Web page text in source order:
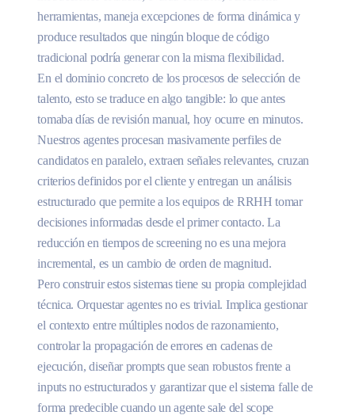
herramientas, maneja excepciones de forma dinámica y
produce resultados que ningún bloque de código
tradicional podría generar con la misma flexibilidad.
En el dominio concreto de los procesos de selección de
talento, esto se traduce en algo tangible: lo que antes
tomaba días de revisión manual, hoy ocurre en minutos.
Nuestros agentes procesan masivamente perfiles de
candidatos en paralelo, extraen señales relevantes, cruzan
criterios definidos por el cliente y entregan un análisis
estructurado que permite a los equipos de RRHH tomar
decisiones informadas desde el primer contacto. La
reducción en tiempos de screening no es una mejora
incremental, es un cambio de orden de magnitud.
Pero construir estos sistemas tiene su propia complejidad
técnica. Orquestar agentes no es trivial. Implica gestionar
el contexto entre múltiples nodos de razonamiento,
controlar la propagación de errores en cadenas de
ejecución, diseñar prompts que sean robustos frente a
inputs no estructurados y garantizar que el sistema falle de
forma predecible cuando un agente sale del scope